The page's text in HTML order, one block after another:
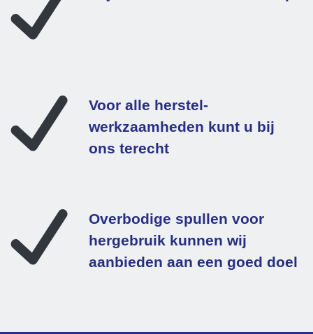
Voor alle herstel-
werkzaamheden kunt u bij
ons terecht
Overbodige spullen voor
hergebruik kunnen wij
aanbieden aan een goed doel